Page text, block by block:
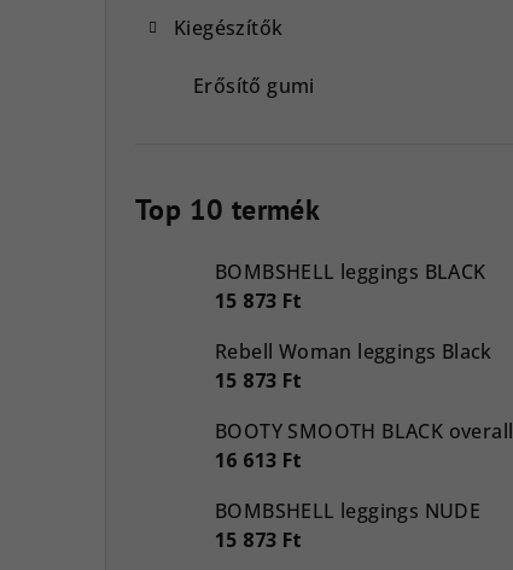
Kiegészítők
Erősítő gumi
Top 10 termék
BOMBSHELL leggings BLACK
15 873 Ft
Rebell Woman leggings Black
15 873 Ft
BOOTY SMOOTH BLACK overall
16 613 Ft
BOMBSHELL leggings NUDE
15 873 Ft